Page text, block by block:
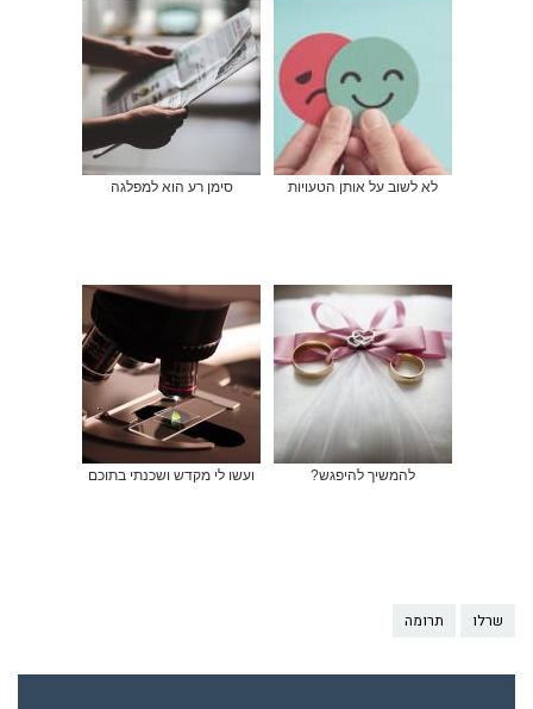
לא לשוב על אותן הטעויות סימן רע הוא למפלגה
להמשיך להיפגש? ועשו לי מקדש ושכנתי בתוכם
שרלו תרומה